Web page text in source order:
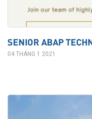
SENIOR ABAP
04 THÁNG 1 2021